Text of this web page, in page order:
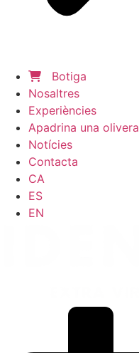
Botiga
Nosaltres
Experiències
Apadrina una olivera
Notícies
Contacta
CA
ES
EN